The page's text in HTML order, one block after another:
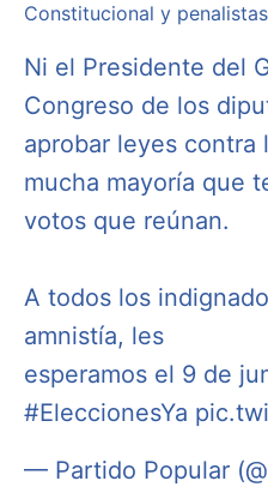
Constitucional y
Ni el Presidente del
Congreso de los
aprobar leyes
mucha mayoría que
votos que reúnan.
A todos los
amnistía, les
esperamos el 9 de
#EleccionesYa
— Partido Popular